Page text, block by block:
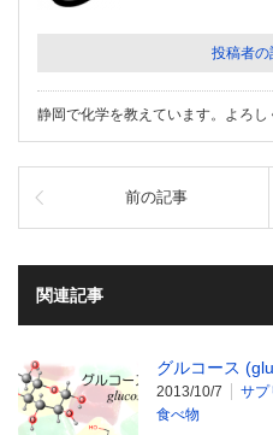
投稿者の
静岡で化学を教えています。よろし
前の記事
関連記事
グルコース
2013/10/7 サプ
食べ物